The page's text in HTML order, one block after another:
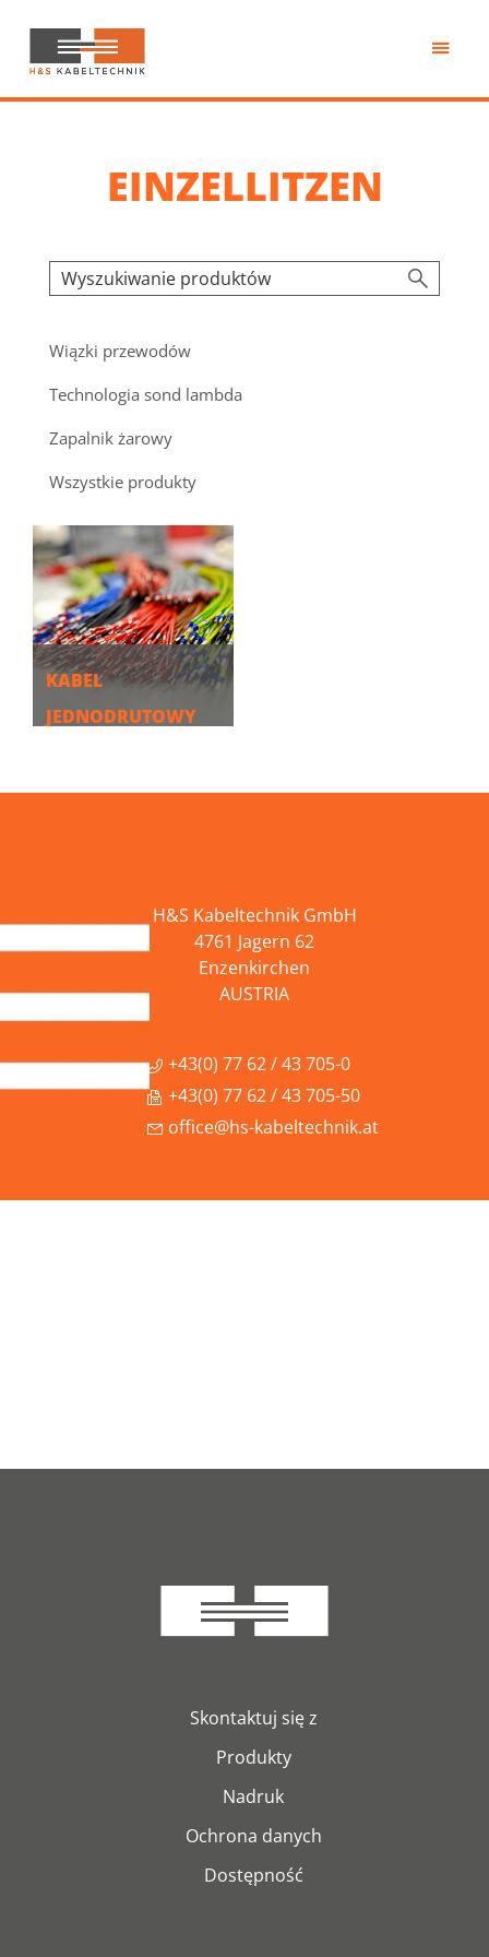
treści
H&S
Kabeltechnik
EINZELLITZEN
Wiązki przewodów
Technologia sond lambda
Zapalnik żarowy
Wszystkie produkty
KABEL
JEDNODRUTOWY
H&S Kabeltechnik GmbH
4761 Jagern 62
Enzenkirchen
AUSTRIA
+43(0) 77 62 / 43 705-0
+43(0) 77 62 / 43 705-50
office@hs-kabeltechnik.at
Skontaktuj się z
Produkty
Nadruk
Ochrona danych
Dostępność